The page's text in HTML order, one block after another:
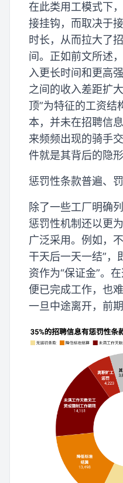
在此类用工模式下
接挂钩，而取决于
时长，从而拉大了
间。正如前文所述
入更长时间和更高
之间的收入差距扩
顶”为特征的工资结
本，并未在招聘信
来频频出现的骑手
件就是其背后的隐形
惩罚性条款普遍、
除了一些工厂明确
惩罚性机制还以更
广泛采用。例如，
干天后一天一结”，
资作为“保证金”。
便已完成工作，也
一旦中途离开，前